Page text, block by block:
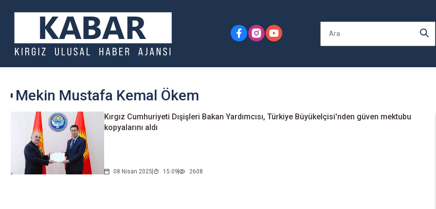
Mekin Mustafa Kemal Ökem
Kırgız Cumhuriyeti Dışişleri Bakan Yardımcısı, Türkiye Büyükelçisi'nden güven mektubu
kopyalarını aldı
08 Nisan 2025 15:09 2608